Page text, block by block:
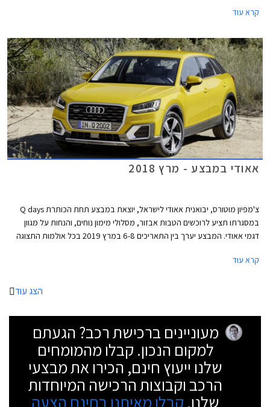
קרא עוד
אאודי במבצע - מרץ 2018
צ'מפיון מוטורס, יבואנית אאודי לישראל, יוצאת במבצע תחת הכותרת Q days
במסגרתו תציע לרוכשים הטבות אבזור, מסלולי מימון נוחים, והנחות על מגוון
דגמי אאודי. המבצע יערך בין התאריכים 6-8 במרץ 2019 בכל אולמות התצוגה
קרא עוד
הצג עוד
מעוניינים ברכישת רכב? הגעתם
למקום הנכון. קבלו מהמומחים
שלנו ייעוץ חינם, הכירו את מבצעי
הרכב וקבוצות הרכישה המיוחדות
שלנו. קבלו מאיתנו בחינם הצעה